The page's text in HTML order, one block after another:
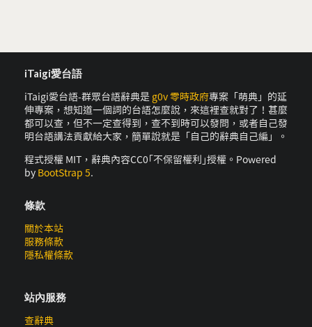
iTaigi愛台語
iTaigi愛台語-群眾台語辭典是 g0v 零時政府專案「萌典」的延
伸專案，想知道一個詞的台語怎麼說，來這裡查就對了！甚麼
都可以查，但不一定查得到，查不到時可以發問，或者自己發
明台語講法貢獻給大家，簡單說就是「自己的辭典自己編」。
程式授權 MIT，辭典內容CC0｢不保留權利｣授權。Powered
by BootStrap 5.
條款
關於本站
服務條款
隱私權條款
站內服務
查辭典